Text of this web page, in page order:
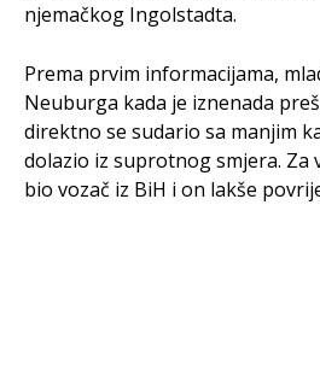
njemačkog Ingolstadta.
Prema prvim informacijama,
Neuburga kada je iznenada
direktno se sudario sa manjim
dolazio iz suprotnog smjera. Za
bio vozač iz BiH i on lakše